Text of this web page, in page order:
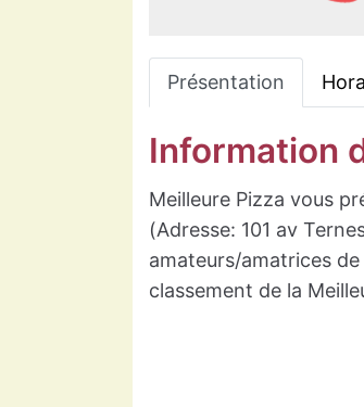
Présentation
Information
Meilleure Pizza vous
(Adresse: 101 av
amateurs/amatrices
classement de la